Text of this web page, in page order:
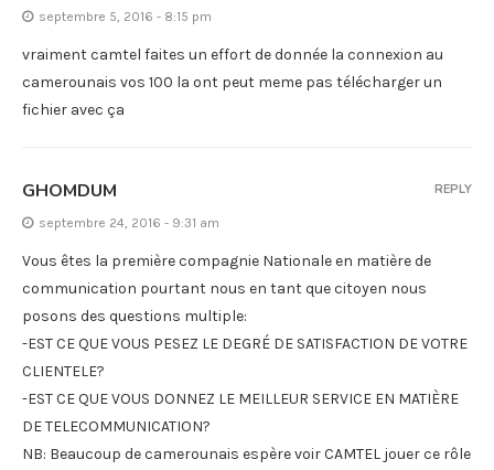
septembre 5, 2016 - 8:15 pm
vraiment camtel faites un effort de donnée la connexion au
camerounais vos 100 la ont peut meme pas télécharger un
fichier avec ça
GHOMDUM
septembre 24, 2016 - 9:31 am
Vous êtes la première compagnie Nationale en matière de
communication pourtant nous en tant que citoyen nous
posons des questions multiple:
-EST CE QUE VOUS PESEZ LE DEGRÉ DE SATISFACTION DE VOTRE
CLIENTELE?
-EST CE QUE VOUS DONNEZ LE MEILLEUR SERVICE EN MATIÈRE
DE TELECOMMUNICATION?
NB: Beaucoup de camerounais espère voir CAMTEL jouer ce rôle
REPLY